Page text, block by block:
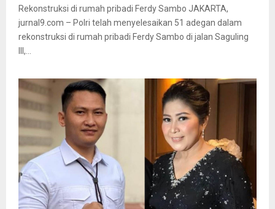
Rekonstruksi di rumah pribadi Ferdy Sambo JAKARTA,
jurnal9.com – Polri telah menyelesaikan 51 adegan dalam
rekonstruksi di rumah pribadi Ferdy Sambo di jalan Saguling
III,...